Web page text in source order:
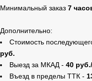
Минимальный заказ 7
Дополнительно:
Стоимость
руб.
Выезд за МКАД - 40
Въезд в пределы ТТК -